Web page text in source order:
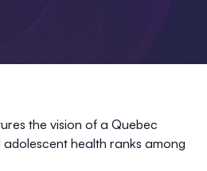
the vision of a Quebec
health ranks among